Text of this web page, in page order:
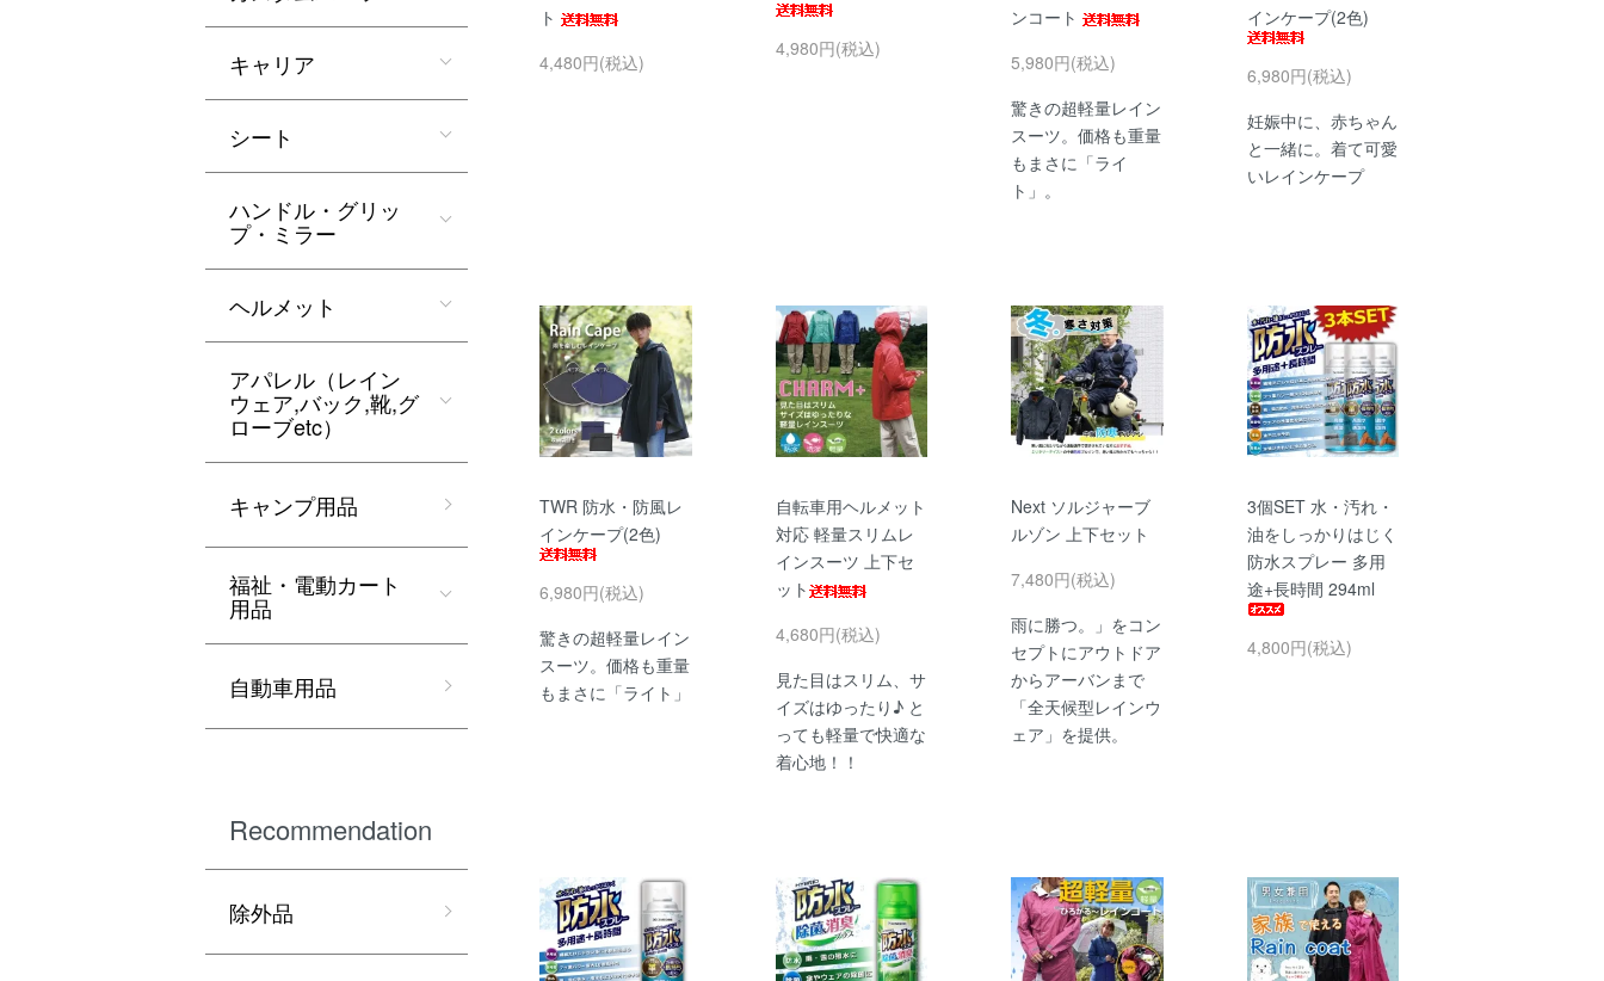
ト
4,480円(税込)
4,980円(税込)
ンコート
5,980円(税込)
驚きの超軽量レイン
スーツ。価格も重量
もまさに「ライ
ト」。
インケープ(2色)
6,980円(税込)
妊娠中に、赤ちゃん
と一緒に。着て可愛
いレインケープ
TWR 防水・防風レ
インケープ(2色)
6,980円(税込)
驚きの超軽量レイン
スーツ。価格も重量
もまさに「ライト」
自転車用ヘルメット
対応 軽量スリムレ
インスーツ 上下セ
ット
4,680円(税込)
見た目はスリム、サ
イズはゆったり♪ と
っても軽量で快適な
着心地！！
Next ソルジャーブ
ルゾン 上下セット
7,480円(税込)
雨に勝つ。」をコン
セプトにアウトドア
からアーバンまで
「全天候型レインウ
ェア」を提供。
3個SET 水・汚れ・
油をしっかりはじく
防水スプレー 多用
途+長時間 294ml
4,800円(税込)
キャリア
シート
ハンドル・グリッ
プ・ミラー
ヘルメット
アパレル（レイン
ウェア,バック,靴,グ
ローブetc）
キャンプ用品
福祉・電動カート
用品
自動車用品
Recommendation
除外品